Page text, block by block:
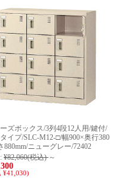
ズボックス/3列4段12人用/鍵付/
イプ/SLC-M12-□/幅900×奥行380
880mm/ニューグレー/72402
¥82,060(税込) ～
¥41,030)